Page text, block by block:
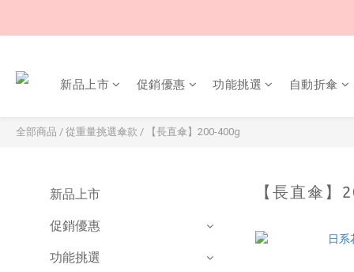
新品上市 促銷優惠 功能挑選 自動折傘
全部商品 / 從重量挑選傘款 / 【長直傘】200-400g
新品上市
促銷優惠
功能挑選
【長直傘】